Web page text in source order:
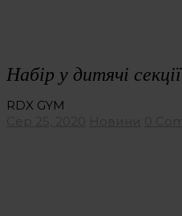
Набір у дитячі секції
RDX GYM